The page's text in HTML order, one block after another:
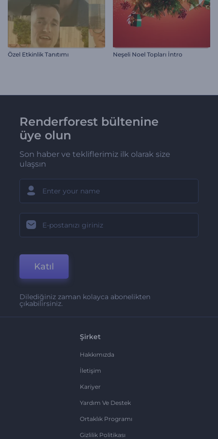
Özel Etkinlik Tanıtımı Neşeli Noel Topları İntro
Renderforest bültenine
üye olun
Son haber ve tekliflerimiz ilk olarak size
ulaşsın
Katıl
Dilediğiniz zaman kolayca abonelikten
çıkabilirsiniz.
Şirket
Hakkımızda
İletişim
Kariyer
Yardım Ve Destek
Ortaklık Programı
Gizlilik Politikası